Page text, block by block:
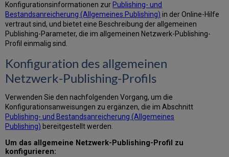
Konfigurationsinformationen zur Publishing- und
Bestandsanreicherung (Allgemeines Publishing) in der Online-Hilfe
vertraut sind, und bietet eine Beschreibung der allgemeinen
Publishing-Parameter, die im allgemeinen Netzwerk-Publishing-
Profil einmalig sind.
Konfiguration des allgemeinen
Netzwerk-Publishing-Profils
Verwenden Sie den nachfolgenden Vorgang, um die
Konfigurationsanweisungen zu ergänzen, die im Abschnitt
Publishing- und Bestandsanreicherung (Allgemeines
Publishing) bereitgestellt werden.
Um das allgemeine Netzwerk-Publishing-Profil zu
konfigurieren: